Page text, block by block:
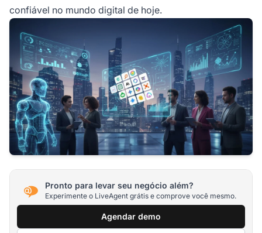
confiável no mundo digital de hoje.
Pronto para levar seu negócio além?
Experimente o LiveAgent grátis e comprove você mesmo.
Agendar demo